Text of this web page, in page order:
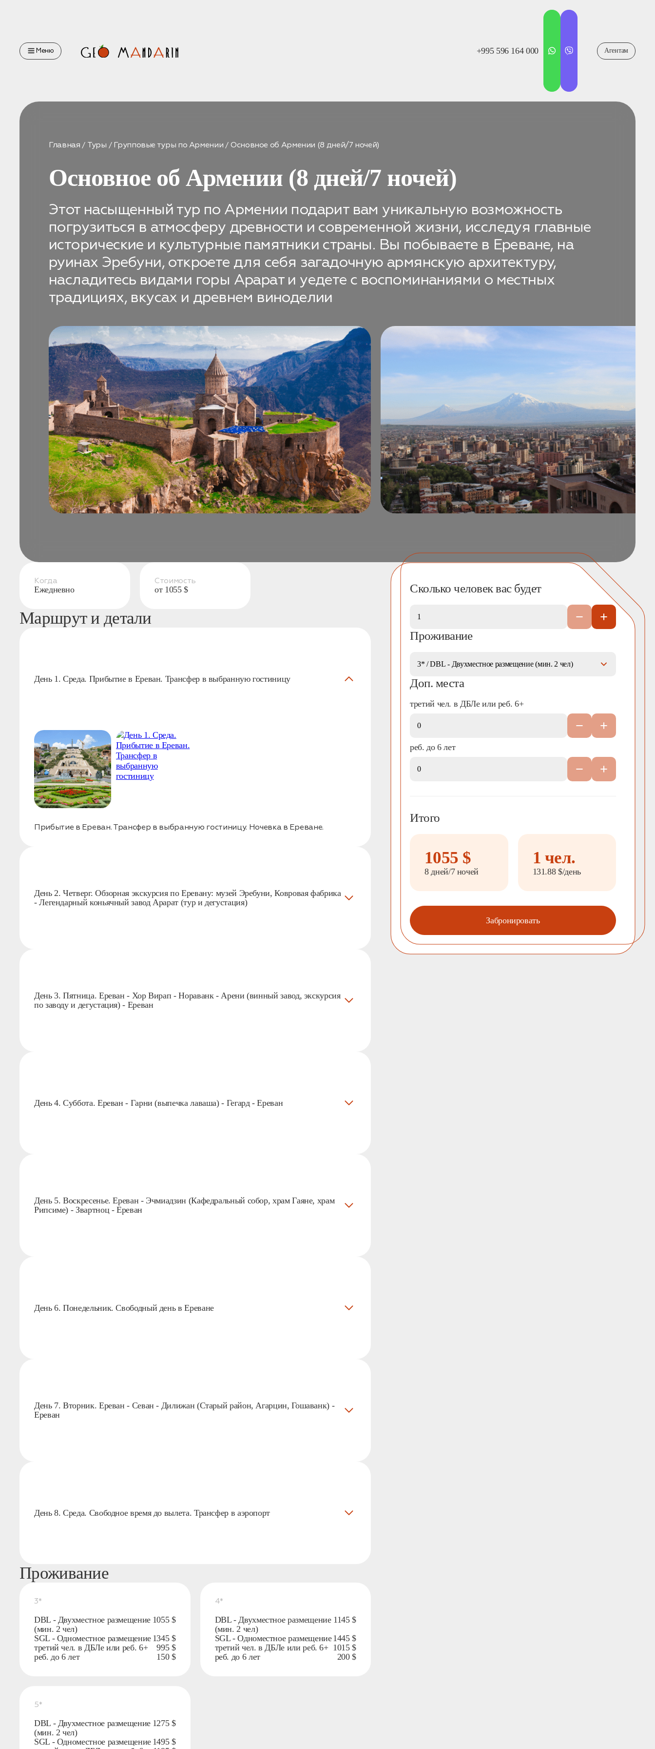
Меню +995 596 164 000 Агентам
Главная Туры Групповые туры по Армении Основное об Армении (8 дней/7 ночей)
Основное об Армении (8 дней/7 ночей)
Этот насыщенный тур по Армении подарит вам уникальную возможность
погрузиться в атмосферу древности и современной жизни, исследуя главные
исторические и культурные памятники страны. Вы побываете в Ереване, на
руинах Эребуни, откроете для себя загадочную армянскую архитектуру,
насладитесь видами горы Арарат и уедете с воспоминаниями о местных
традициях, вкусах и древнем виноделии
Когда
Ежедневно
Стоимость
от 1055 $
Маршрут и детали
День 1. Среда. Прибытие в Ереван. Трансфер в выбранную гостиницу
Прибытие в Ереван. Трансфер в выбранную гостиницу. Ночевка в Ереване.
День 2. Четверг. Обзорная экскурсия по Еревану: музей Эребуни, Ковровая фабрика
- Легендарный коньячный завод Арарат (тур и дегустация)
День 3. Пятница. Ереван - Хор Вирап - Нораванк - Арени (винный завод, экскурсия
по заводу и дегустация) - Ереван
День 4. Суббота. Ереван - Гарни (выпечка лаваша) - Гегард - Ереван
День 5. Воскресенье. Ереван - Эчмиадзин (Кафедральный собор, храм Гаяне, храм
Рипсиме) - Звартноц - Ереван
День 6. Понедельник. Свободный день в Ереване
День 7. Вторник. Ереван - Севан - Дилижан (Старый район, Агарцин, Гошаванк) -
Ереван
День 8. Среда. Свободное время до вылета. Трансфер в аэропорт
Проживание
3*
DBL - Двухместное размещение
(мин. 2 чел)
1055 $
SGL - Одноместное размещение 1345 $
третий чел. в ДБЛе или реб. 6+
995 $
реб. до 6 лет
150 $
4*
DBL - Двухместное размещение
(мин. 2 чел)
1145 $
SGL - Одноместное размещение1445 $
третий чел. в ДБЛе или реб. 6+ 1015 $
реб. до 6 лет
200 $
5*
DBL - Двухместное размещение
(мин. 2 чел)
1275 $
SGL - Одноместное размещение 1495 $
Сколько человек вас будет
Проживание
Доп. места
третий чел. в ДБЛе или реб. 6+
реб. до 6 лет
Итого
1055 $
8 дней/7 ночей
1 чел.
131.88$/день
Забронировать
Оставьте свои данные
Оставить заявку
Политики
конфиденциальности
Бронирование
Оставьте свои данные, чтобы мы могли связаться с
Кол-во человек:0
Оставить заявку
Нажимая на кнопку, вы соглашаетесь с условиямиПолитики
конфиденциальности
Заявка успешно отправлена!